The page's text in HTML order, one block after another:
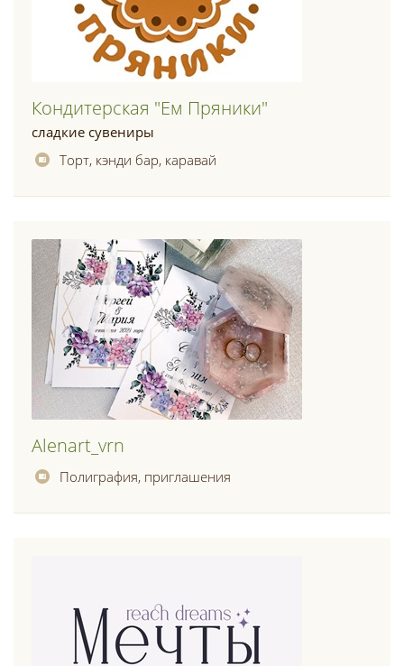
Кондитерская "ем Пряники"
сладкие сувениры
Торт, кэнди бар, каравай
Alenart_vrn
Полиграфия, приглашения